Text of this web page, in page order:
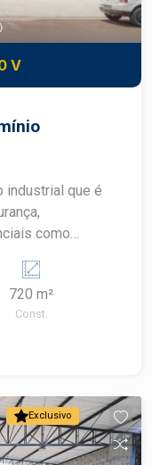
V
industrial que é
como
rodovias, e
um espaço
720 m²
Const.
Exclusivo